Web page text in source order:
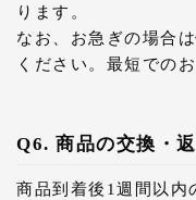
ります。
なお、お急ぎの場合
ください。最短での
Q6. 商品の交換・
商品到着後1週間以内